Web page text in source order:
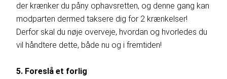
der krænker du påny ophavsretten, og denne gang kan
modparten dermed taksere dig for 2 krænkelser!
Derfor skal du nøje overveje, hvordan og hvorledes du
vil håndtere dette, både nu og i fremtiden!
5. Foreslå et forlig